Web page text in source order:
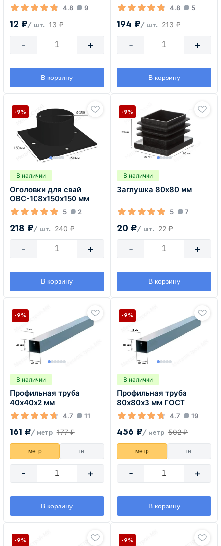
4.8 9
12 ₽/ шт. 13 ₽
- +
В корзину
4.8 5
194 ₽/ шт. 213 ₽
- +
В корзину
В наличии
Оголовки для свай
ОВС-108х150х150 мм
5 2
218 ₽/ шт. 240 ₽
-9%
- +
В корзину
В наличии
Заглушка 80х80 мм
5 7
20 ₽/ шт. 22 ₽
-9%
- +
В корзину
В наличии
Профильная труба
40х40х2 мм
4.7 11
161 ₽/ метр 177 ₽
-9%
метр тн.
- +
В корзину
В наличии
Профильная труба
80х80х3 мм ГОСТ
4.7 19
456 ₽/ метр 502 ₽
-9%
метр тн.
- +
В корзину
-9% -9%